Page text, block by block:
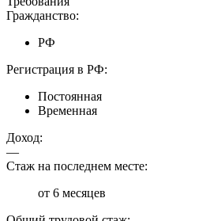
Гражданство:
РФ
Регистрация в РФ:
Постоянная
Временная
Доход:
—
Стаж на последнем месте:
от 6 месяцев